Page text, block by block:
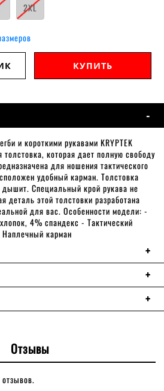
2XL
КУПИТЬ
и короткими рукавами KRYPTEK
которая дает полную свободу
для ношения тактического
удобный карман. Толстовка
дышит. Специальный крой рукава не
деталь этой толстовки разработана
для вас. Особенности модели: -
4% спандекс - Тактический
карман
Отзывы